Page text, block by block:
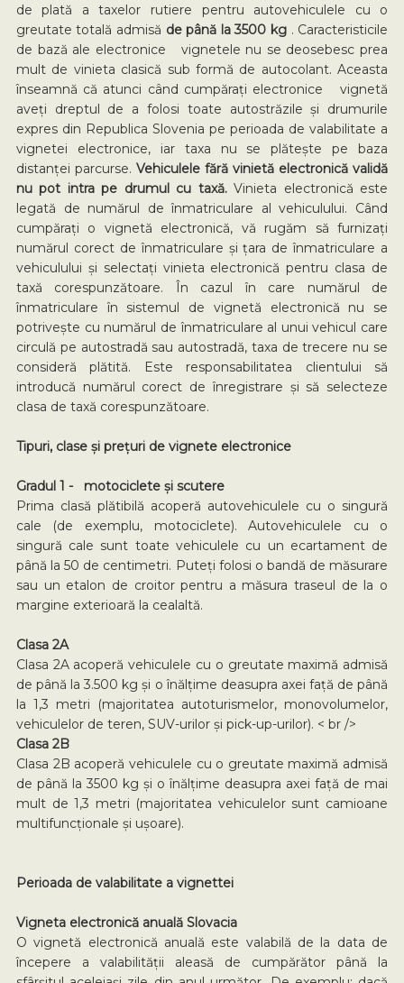
de plată a taxelor rutiere pentru autovehiculele cu o
greutate totală admisă de până la 3500 kg . Caracteristicile
de bază ale electronice vignetele nu se deosebesc prea
mult de vinieta clasică sub formă de autocolant. Aceasta
înseamnă că atunci când cumpărați electronice vignetă
aveți dreptul de a folosi toate autostrăzile și drumurile
expres din Republica Slovenia pe perioada de valabilitate a
vignetei electronice, iar taxa nu se plătește pe baza
distanței parcurse. Vehiculele fără vinietă electronică validă
nu pot intra pe drumul cu taxă.Vinieta electronică este
legată de numărul de înmatriculare al vehiculului. Când
cumpărați o vignetă electronică, vă rugăm să furnizați
numărul corect de înmatriculare și țara de înmatriculare a
vehiculului și selectați vinieta electronică pentru clasa de
taxă corespunzătoare. În cazul în care numărul de
înmatriculare în sistemul de vignetă electronică nu se
potrivește cu numărul de înmatriculare al unui vehicul care
circulă pe autostradă sau autostradă, taxa de trecere nu se
consideră plătită. Este responsabilitatea clientului să
introducă numărul corect de înregistrare și să selecteze
clasa de taxă corespunzătoare.
Tipuri, clase și prețuri de vignete electronice
Gradul 1 - motociclete și scutere
Prima clasă plătibilă acoperă autovehiculele cu o singură
cale (de exemplu, motociclete). Autovehiculele cu o
singură cale sunt toate vehiculele cu un ecartament de
până la 50 de centimetri. Puteți folosi o bandă de măsurare
sau un etalon de croitor pentru a măsura traseul de la o
margine exterioară la cealaltă.
Clasa 2A
Clasa 2A acoperă vehiculele cu o greutate maximă admisă
de până la 3.500 kg și o înălțime deasupra axei față de până
la 1,3 metri (majoritatea autoturismelor, monovolumelor,
vehiculelor de teren, SUV-urilor și pick-up-urilor). < br />
Clasa 2B
Clasa 2B acoperă vehiculele cu o greutate maximă admisă
de până la 3500 kg și o înălțime deasupra axei față de mai
mult de 1,3 metri (majoritatea vehiculelor sunt camioane
multifuncționale și ușoare).
Perioada de valabilitate a vignettei
Vigneta electronică anuală Slovacia
O vignetă electronică anuală este valabilă de la data de
începere a valabilității aleasă de cumpărător până la